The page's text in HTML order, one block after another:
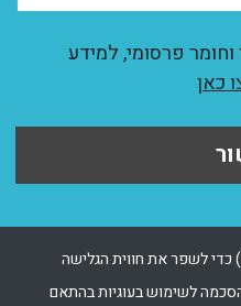
פרסומי, למידע
כאן
אתר זה משתמש בעוגיות (cookies) כדי לשפר את חווית הגלישה
לשימוש בעוגיות בהתאם